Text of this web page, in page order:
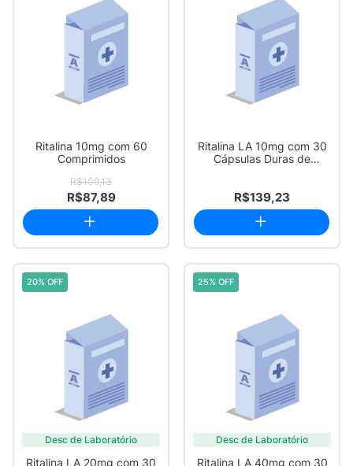
Ritalina 10mg com 60
Comprimidos
R$109,13
R$87,89
Ritalina LA 10mg com 30
Cápsulas Duras de
R$139,23
20% OFF
Desc de Laboratório
Ritalina LA 20mg com 30
25% OFF
Desc de Laboratório
Ritalina LA 40mg com 30